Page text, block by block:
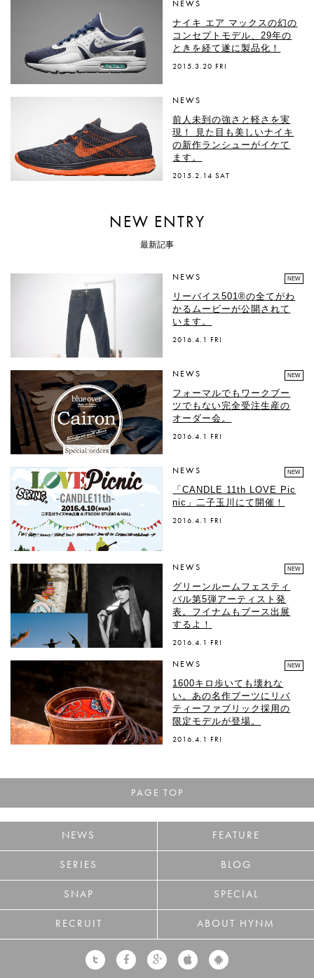
NEWS
ナイキ エア マックスの幻の
コンセプトモデル、29年の
ときを経て遂に製品化！
2015.3.20 FRI
NEWS
前人未到の強さと軽さを実
現！ 見た目も美しいナイキ
の新作ランシューがイケて
ます。
2015.2.14 SAT
NEW ENTRY
最新記事
NEWS NEW
リーバイス501®の全てがわ
かるムービーが公開されて
います。
2016.4.1 FRI
NEWS NEW
フォーマルでもワークブー
ツでもない完全受注生産の
オーダー会。
2016.4.1 FRI
NEWS NEW
「CANDLE 11th LOVE Pic
nic」二子玉川にて開催！
2016.4.1 FRI
NEWS NEW
グリーンルームフェスティ
バル第5弾アーティスト発
表。フイナムもブース出展
するよ！
2016.4.1 FRI
NEWS NEW
1600キロ歩いても壊れな
い。あの名作ブーツにリバ
ティーファブリック採用の
限定モデルが登場。
2016.4.1 FRI
PAGE TOP
NEWS FEATURE
SERIES BLOG
SNAP SPECIAL
RECRUIT ABOUT HYNM